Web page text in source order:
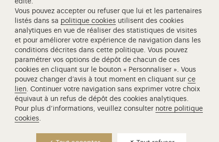
L'Opéra royal de Versailles
Centre de recherche du château de Versailles
Centre de Musique Baroque de Versailles
Réseau des Résidences Royales Européenne
Société des Amis de Versailles
Académie équestre nationale du domaine de Versailles
Campus Versailles
édite.
Vous pouvez accepter ou refuser que lui et les partenaires
listés dans sa politique cookies utilisent des cookies
analytiques en vue de réaliser des statistiques de visites
et pour améliorer votre expérience de navigation dans les
conditions décrites dans cette politique. Vous pouvez
paramétrer vos options de dépôt de chacun de ces
cookies en cliquant sur le bouton « Personnaliser ». Vous
pouvez changer d’avis à tout moment en cliquant surce
lien. Continuer votre navigation sans exprimer votre choix
équivaut à un refus de dépôt des cookies analytiques.
Pour plus d’informations, veuillez consulter notre politique
cookies.